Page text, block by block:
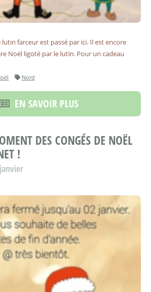
farceur est passé par ici. Il est encore
Noël ligoté par le lutin. Pour un cadeau
Nord
EN SAVOIR PLUS
DES CONGÉS DE NOËL
!